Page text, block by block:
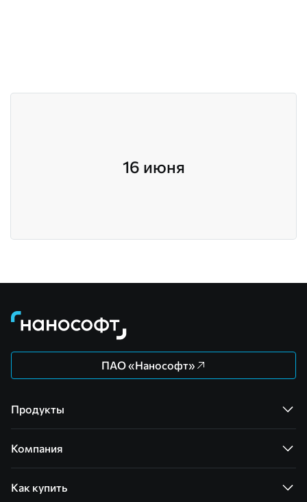
16 июня
ПАО «Нанософт»
Продукты
Компания
Как купить